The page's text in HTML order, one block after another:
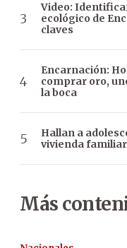
Video:
ecológico de
claves
Encarnación:
comprar oro,
la boca
Hallan a
vivienda
Más